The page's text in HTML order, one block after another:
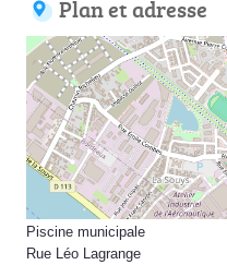
Plan et adresse
Piscine municipale
Rue Léo Lagrange